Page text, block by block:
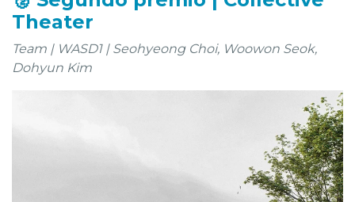
Theater
Team | WASD1 | Seohyeong Choi, Woowon Seok,
Dohyun Kim